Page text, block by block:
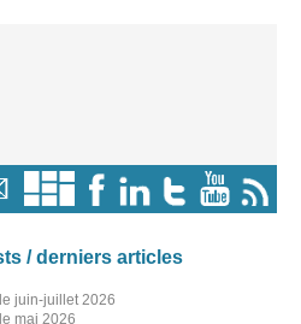
/ derniers articles
juin-juillet 2026
mai 2026